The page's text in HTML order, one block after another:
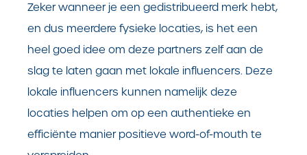
Zeker wanneer je een gedistribueerd merk hebt,
en dus meerdere fysieke locaties, is het een
heel goed idee om deze partners zelf aan de
slag te laten gaan met lokale influencers. Deze
lokale influencers kunnen namelijk deze
locaties helpen om op een authentieke en
efficiënte manier positieve word-of-mouth te